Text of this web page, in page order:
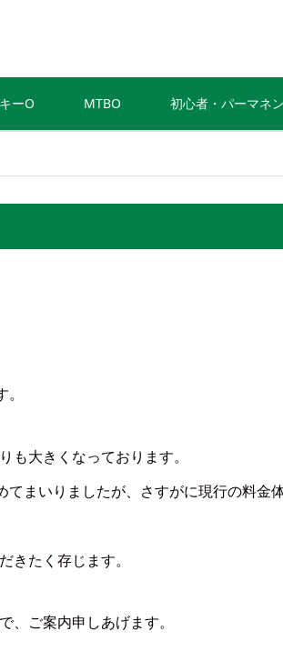
ーO MTBO 初心者・パーマネ
大きくなっております。
まいりましたが、さすがに現行の料金
たく存じます。
ご案内申しあげます。